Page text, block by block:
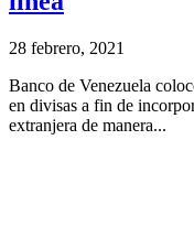
28 febrero, 2021
Banco de Venezuela
en divisas a fin de
extranjera de manera...